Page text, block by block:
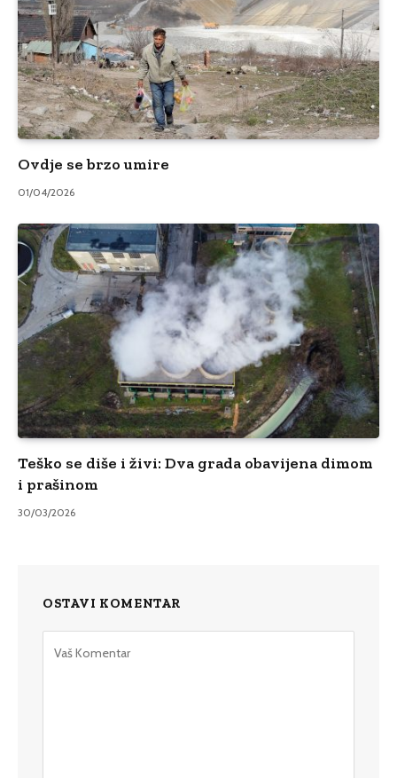
Ovdje se brzo umire
01/04/2026
Teško se diše i živi: Dva grada obavijena dimom
i prašinom
30/03/2026
OSTAVI KOMENTAR